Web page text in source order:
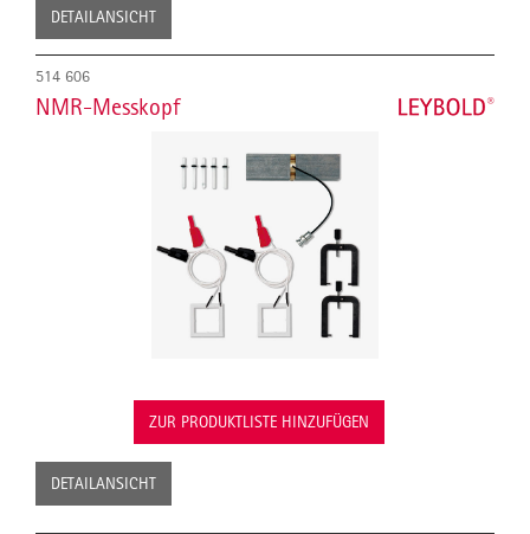
DETAILANSICHT
514 606
NMR-Messkopf
ZUR PRODUKTLISTE HINZUFÜGEN
DETAILANSICHT